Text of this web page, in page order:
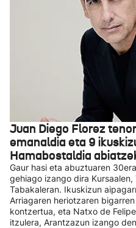
Juan Diego Florez
emanaldia eta 9
Hamabostaldia
Gaur hasi eta abuztuaren
gehiago izango dira Kursaalen,
Tabakaleran. Ikuskizun
Arriagaren heriotzaren
kontzertua, eta Natxo de
itzulera, Arantzazun izango